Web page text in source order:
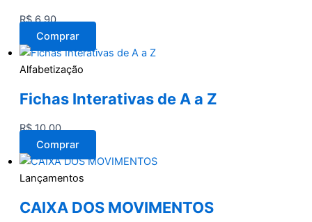
R$6,90
Comprar
Alfabetização
Fichas Interativas de A a Z
R$10,00
Comprar
Lançamentos
CAIXA DOS MOVIMENTOS